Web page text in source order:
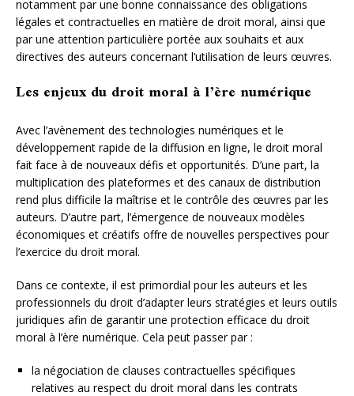
notamment par une bonne connaissance des obligations
légales et contractuelles en matière de droit moral, ainsi que
par une attention particulière portée aux souhaits et aux
directives des auteurs concernant l’utilisation de leurs œuvres.
Les enjeux du droit moral à l’ère numérique
Avec l’avènement des technologies numériques et le
développement rapide de la diffusion en ligne, le droit moral
fait face à de nouveaux défis et opportunités. D’une part, la
multiplication des plateformes et des canaux de distribution
rend plus difficile la maîtrise et le contrôle des œuvres par les
auteurs. D’autre part, l’émergence de nouveaux modèles
économiques et créatifs offre de nouvelles perspectives pour
l’exercice du droit moral.
Dans ce contexte, il est primordial pour les auteurs et les
professionnels du droit d’adapter leurs stratégies et leurs outils
juridiques afin de garantir une protection efficace du droit
moral à l’ère numérique. Cela peut passer par :
la négociation de clauses contractuelles spécifiques
relatives au respect du droit moral dans les contrats